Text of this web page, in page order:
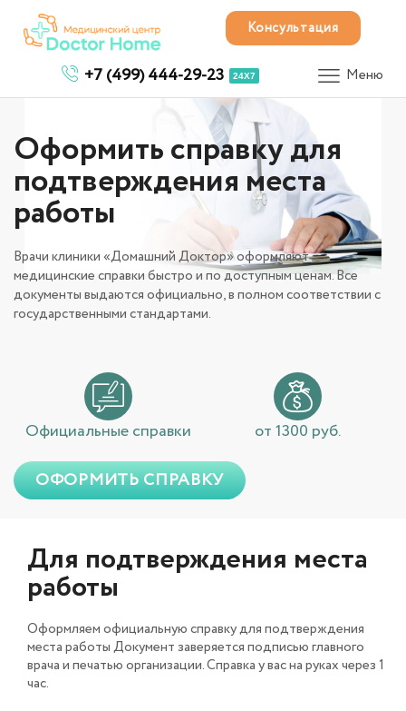
Консультация
+7 (499) 444-29-23 24X7 Меню
Оформить справку для
подтверждения места
работы
Врачи клиники «Домашний Доктор» оформляют
медицинские справки быстро и по доступным ценам. Все
документы выдаются официально, в полном соответствии с
государственными стандартами.
Официальные справки от 1300 руб.
ОФОРМИТЬ СПРАВКУ
Для подтверждения места
работы
Оформляем официальную справку для подтверждения
места работы Документ заверяется подписью главного
врача и печатью организации. Справка у вас на руках через 1
час.